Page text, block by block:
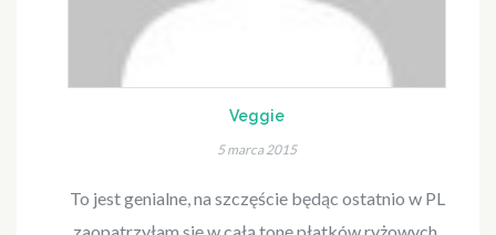
Veggie
5 marca 2015
To jest genialne, na szczęście będąc ostatnio w PL